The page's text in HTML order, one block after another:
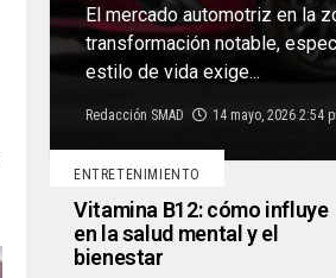
El mercado automotriz en la
transformación notable,
estilo de vida exige...
Redacción SMAD 14 mayo, 2026 2:54
ENTRETENIMIENTO
Vitamina B12: cómo influye
en la salud mental y el
bienestar